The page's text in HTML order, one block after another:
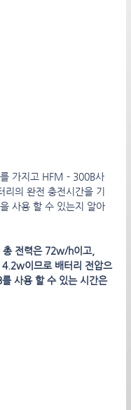
가지고 HFM - 300B사
리의 완전 충전시간을 기
사용 할 수 있는지 알아
총 전력은 72w/h이고,
이므로 배터리 전압으
사용 할 수 있는 시간은